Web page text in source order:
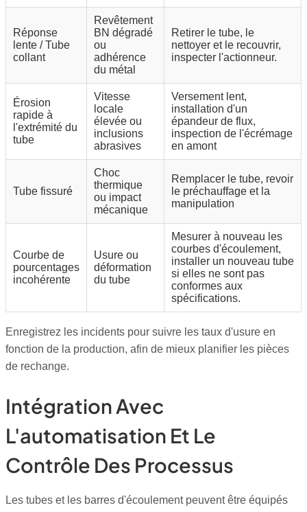
Réponse
lente / Tube
collant
Revêtement
BN dégradé
ou
adhérence
du métal
Retirer le tube, le
nettoyer et le recouvrir,
inspecter l'actionneur.
Érosion
rapide à
l'extrémité du
tube
Vitesse
locale
élevée ou
inclusions
abrasives
Versement lent,
installation d'un
épandeur de flux,
inspection de l'écrémage
en amont
Tube fissuré
Choc
thermique
ou impact
mécanique
Remplacer le tube, revoir
le préchauffage et la
manipulation
Courbe de
pourcentages
incohérente
Usure ou
déformation
du tube
Mesurer à nouveau les
courbes d'écoulement,
installer un nouveau tube
si elles ne sont pas
conformes aux
spécifications.
Enregistrez les incidents pour suivre les taux d'usure en
fonction de la production, afin de mieux planifier les pièces
de rechange.
Intégration Avec
L'automatisation Et Le
Contrôle Des Processus
Les tubes et les barres d'écoulement peuvent être équipés